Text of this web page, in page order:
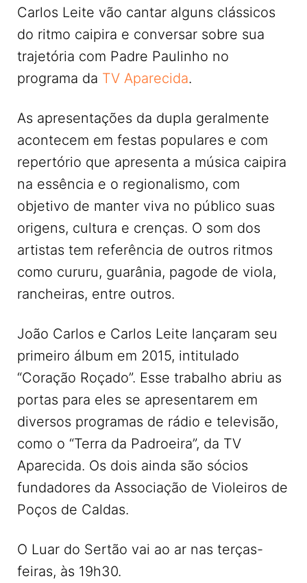
Carlos Leite vão cantar alguns clássicos
do ritmo caipira e conversar sobre sua
trajetória com Padre Paulinho no
programa da TV Aparecida.
As apresentações da dupla geralmente
acontecem em festas populares e com
repertório que apresenta a música caipira
na essência e o regionalismo, com
objetivo de manter viva no público suas
origens, cultura e crenças. O som dos
artistas tem referência de outros ritmos
como cururu, guarânia, pagode de viola,
rancheiras, entre outros.
João Carlos e Carlos Leite lançaram seu
primeiro álbum em 2015, intitulado
“Coração Roçado”. Esse trabalho abriu as
portas para eles se apresentarem em
diversos programas de rádio e televisão,
como o “Terra da Padroeira”, da TV
Aparecida. Os dois ainda são sócios
fundadores da Associação de Violeiros de
Poços de Caldas.
O Luar do Sertão vai ao ar nas terças-
feiras, às 19h30.